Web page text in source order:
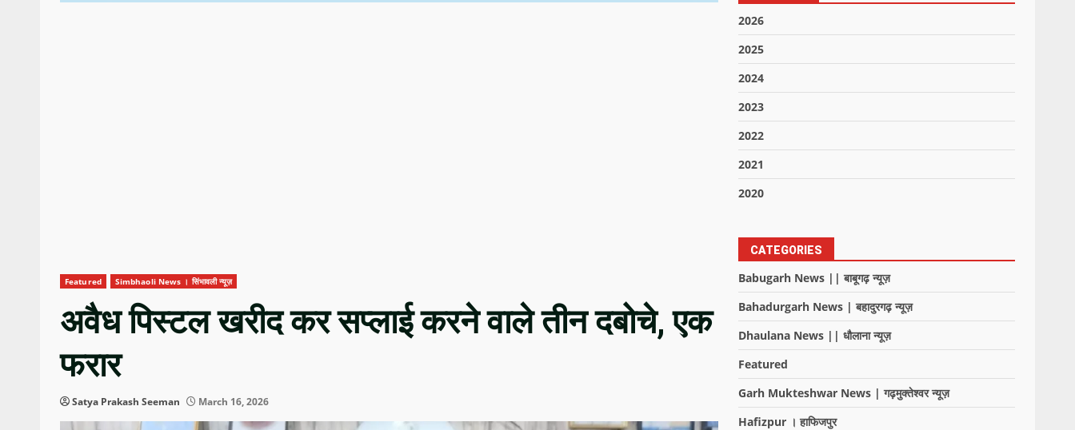
Featured Simbhaoli News । सिंभावली न्यूज़
अवैध पिस्टल खरीद कर सप्लाई करने वाले तीन दबोचे, एक
फरार
Satya Prakash Seeman March 16, 2026
2026
2025
2024
2023
2022
2021
2020
CATEGORIES
Babugarh News || बाबूगढ़ न्यूज़
Bahadurgarh News | बहादुरगढ़ न्यूज़
Dhaulana News || धौलाना न्यूज़
Featured
Garh Mukteshwar News | गढ़मुक्तेश्वर न्यूज़
Hafizpur । हाफिजपुर